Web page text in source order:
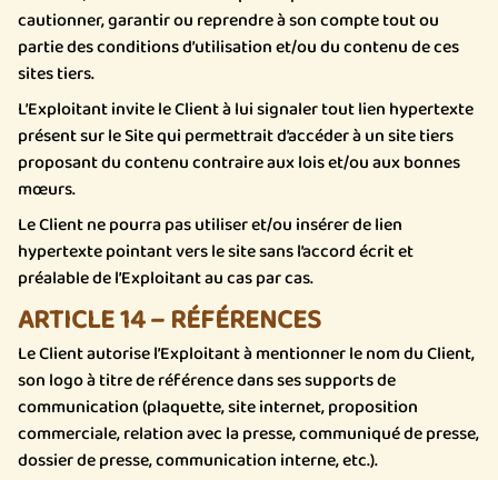
cautionner, garantir ou reprendre à son compte tout ou
partie des conditions d’utilisation et/ou du contenu de ces
sites tiers.
L’Exploitant invite le Client à lui signaler tout lien hypertexte
présent sur le Site qui permettrait d’accéder à un site tiers
proposant du contenu contraire aux lois et/ou aux bonnes
mœurs.
Le Client ne pourra pas utiliser et/ou insérer de lien
hypertexte pointant vers le site sans l’accord écrit et
préalable de l’Exploitant au cas par cas.
ARTICLE 14 – RÉFÉRENCES
Le Client autorise l’Exploitant à mentionner le nom du Client,
son logo à titre de référence dans ses supports de
communication (plaquette, site internet, proposition
commerciale, relation avec la presse, communiqué de presse,
dossier de presse, communication interne, etc.).